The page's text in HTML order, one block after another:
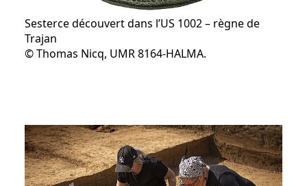
Sesterce découvert dans l’US 1002 – règne de
Trajan
© Thomas Nicq, UMR 8164-HALMA.